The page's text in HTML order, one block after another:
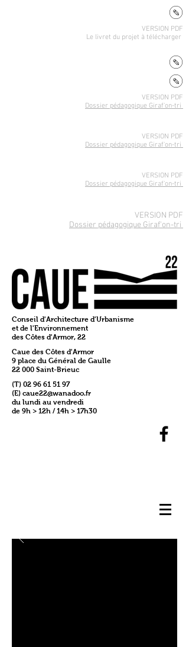
VERSION PDF
Le livret du projet à télécharger
VERSION PDF
Dossier pédagogique Giraf'on-tri
VERSION PDF
Dossier pédagogique Giraf'on-tri
VERSION PDF
Dossier pédagogique Giraf'on-tri
VERSION PDF
Dossier pédagogique Giraf'on-tri
Conseil d'Architecture d'Urbanisme
et de l'Environnement
des Côtes d'Armor, 22
Caue des Côtes d'Armor
9 place du Général de Gaulle
22 000 Saint-Brieuc
(T) 02 96 61 51 97
(E) caue22@wanadoo.fr
du lundi au vendredi
de 9h > 12h / 14h > 17h30